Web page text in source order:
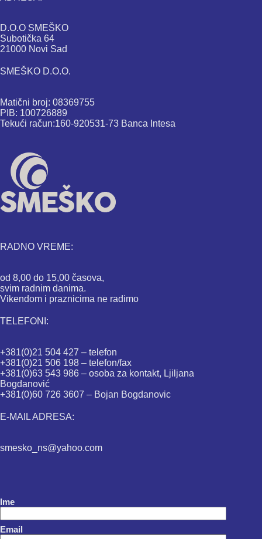
D.O.O SMEŠKO
Subotička 64
21000 Novi Sad
SMEŠKO D.O.O.
Matični broj: 08369755
PIB: 100726889
Tekući račun:160-920531-73 Banca Intesa
RADNO VREME:
od 8,00 do 15,00 časova,
svim radnim danima.
Vikendom i praznicima ne radimo
TELEFONI:
+381(0)21 504 427 – telefon
+381(0)21 506 198 – telefon/fax
+381(0)63 543 986 – osoba za kontakt, Ljiljana
Bogdanović
+381(0)60 726 3607 – Bojan Bogdanovic
E-MAIL ADRESA:
smesko_ns@yahoo.com
Ime
Email